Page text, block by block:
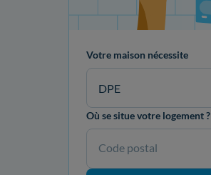
Votre maison nécessite
DPE
Où se situe votre logement ?
Code postal